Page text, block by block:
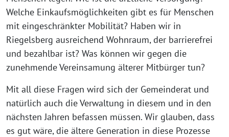
Welche Einkaufsmöglichkeiten gibt es für Menschen
mit eingeschränkter Mobilität? Haben wir in
Riegelsberg ausreichend Wohnraum, der barrierefrei
und bezahlbar ist? Was können wir gegen die
zunehmende Vereinsamung älterer Mitbürger tun?
Mit all diese Fragen wird sich der Gemeinderat und
natürlich auch die Verwaltung in diesem und in den
nächsten Jahren befassen müssen. Wir glauben, dass
es gut wäre, die ältere Generation in diese Prozesse